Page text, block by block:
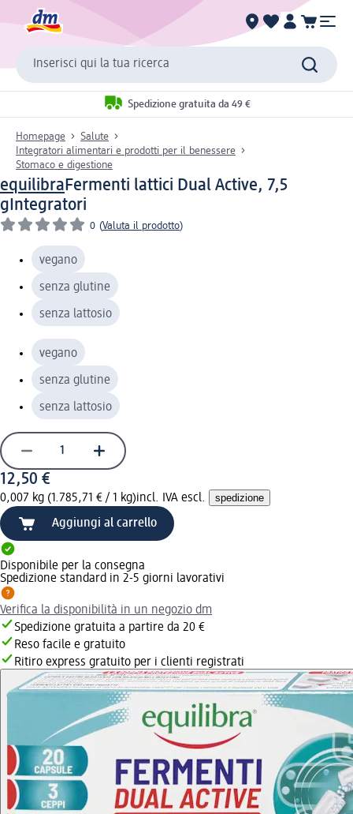
Inserisci qui la tua ricerca
Spedizione gratuita da 49 €
Homepage
Salute
Integratori alimentari e prodotti per il benessere
Stomaco e digestione
equilibraFermenti lattici Dual Active, 7,5
g Integratori
0 (Valuta il prodotto)
vegano
senza glutine
senza lattosio
vegano
senza glutine
senza lattosio
12,50 €
0,007 kg (1.785,71 € / 1 kg)incl. IVA escl. spedizione
Aggiungi al carrello
Disponibile per la consegna
Spedizione standard in 2-5 giorni lavorativi
Verifica la disponibilità in un negozio dm
Spedizione gratuita a partire da 20 €
Reso facile e gratuito
Ritiro express gratuito per i clienti registrati